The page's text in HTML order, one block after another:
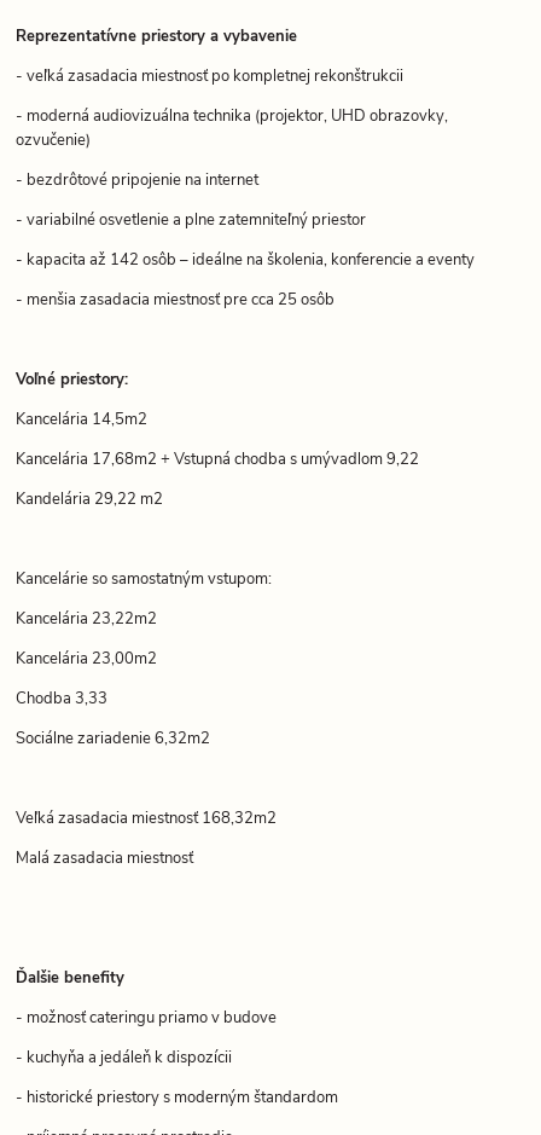
Reprezentatívne priestory a vybavenie
- veľká zasadacia miestnosť po kompletnej rekonštrukcii
- moderná audiovizuálna technika (projektor, UHD obrazovky,
ozvučenie)
- bezdrôtové pripojenie na internet
- variabilné osvetlenie a plne zatemniteľný priestor
- kapacita až 142 osôb – ideálne na školenia, konferencie a eventy
- menšia zasadacia miestnosť pre cca 25 osôb
Voľné priestory:
Kancelária 14,5m2
Kancelária 17,68m2 + Vstupná chodba s umývadlom 9,22
Kandelária 29,22 m2
Kancelárie so samostatným vstupom:
Kancelária 23,22m2
Kancelária 23,00m2
Chodba 3,33
Sociálne zariadenie 6,32m2
Veľká zasadacia miestnosť 168,32m2
Malá zasadacia miestnosť
Ďalšie benefity
- možnosť cateringu priamo v budove
- kuchyňa a jedáleň k dispozícii
- historické priestory s moderným štandardom